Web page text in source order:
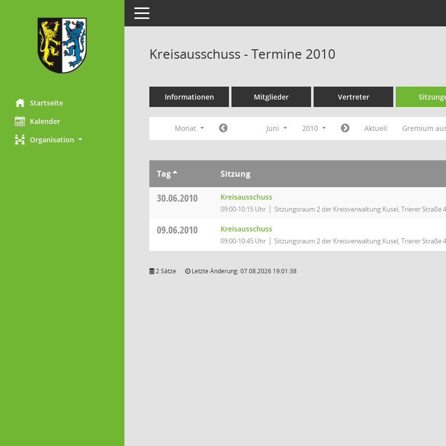
Startseite
Kalender
Organisation
Toggle navigation
Kreisausschuss - Termine 2010
Informationen Mitglieder Vertreter
Monat Juni 2010 Aktuell Gremium
Tag Sitzung
30.06.2010 Kreisausschuss
09:00-10:15 Uhr Sitzungsraum 2 der Kreisverwaltung Kusel, Trierer Straße
09.06.2010 Kreisausschuss
09:00-10:45 Uhr Sitzungsraum 2 der Kreisverwaltung Kusel, Trierer Straße
2 Sätze Letzte Änderung: 07.08.2026 19:01:38